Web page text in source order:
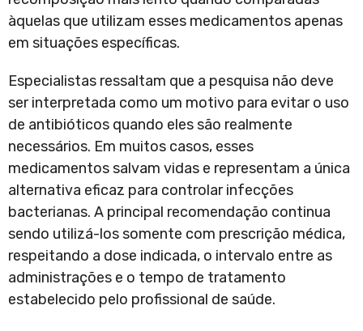
àquelas que utilizam esses medicamentos apenas
em situações específicas.
Especialistas ressaltam que a pesquisa não deve
ser interpretada como um motivo para evitar o uso
de antibióticos quando eles são realmente
necessários. Em muitos casos, esses
medicamentos salvam vidas e representam a única
alternativa eficaz para controlar infecções
bacterianas. A principal recomendação continua
sendo utilizá-los somente com prescrição médica,
respeitando a dose indicada, o intervalo entre as
administrações e o tempo de tratamento
estabelecido pelo profissional de saúde.